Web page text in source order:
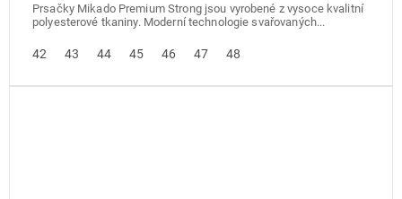
Prsačky Mikado Premium Strong jsou vyrobené z vysoce kvalitní
polyesterové tkaniny. Moderní technologie svařovaných...
42 43 44 45 46 47 48